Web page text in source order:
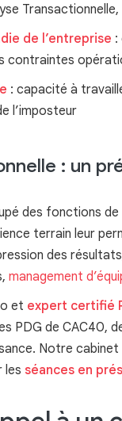
de l’entreprise :
contraintes
: capacité à
l’imposteur
: un
des fonctions
terrain leur
des
management
et expert certifié
PDG de CAC40,
Notre
les séances en